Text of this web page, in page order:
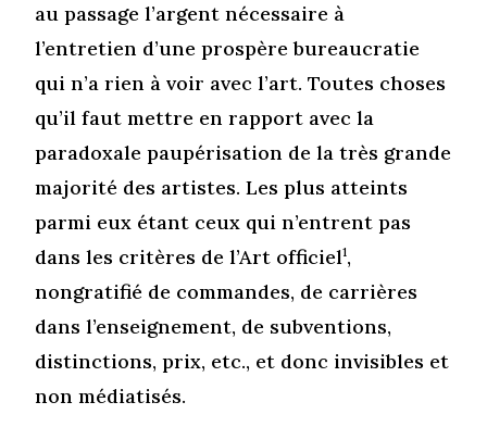
au passage l’argent nécessaire à
l’entretien d’une prospère bureaucratie
qui n’a rien à voir avec l’art. Toutes choses
qu’il faut mettre en rapport avec la
paradoxale paupérisation de la très grande
majorité des artistes. Les plus atteints
parmi eux étant ceux qui n’entrent pas
dans les critères de l’Art officiel1,
nongratifié de commandes, de carrières
dans l’enseignement, de subventions,
distinctions, prix, etc., et donc invisibles et
non médiatisés.